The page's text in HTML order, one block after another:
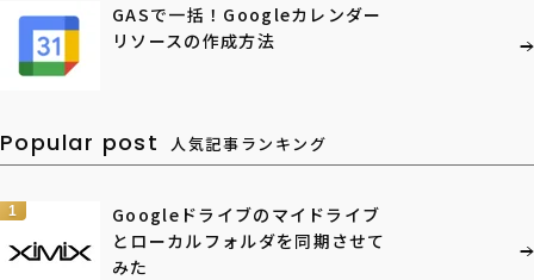
GASで一括！Googleカレンダー
リソースの作成方法
Popular post 人気記事ランキング
1
Googleドライブのマイドライブ
とローカルフォルダを同期させて
みた